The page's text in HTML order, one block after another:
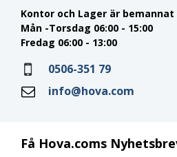
Få Hova.coms
Kontor och Lager är bemannat
Mån -Torsdag 06:00 - 15:00
Fredag 06:00 - 13:00
0506-351 79
info@hova.com